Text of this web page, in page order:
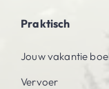
Praktisch
Jouw vakantie
Vervoer